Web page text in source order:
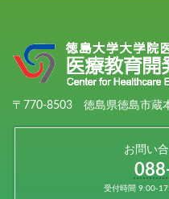
〒770-8503 徳島県徳島市蔵
お問い
受付時間 9:00-